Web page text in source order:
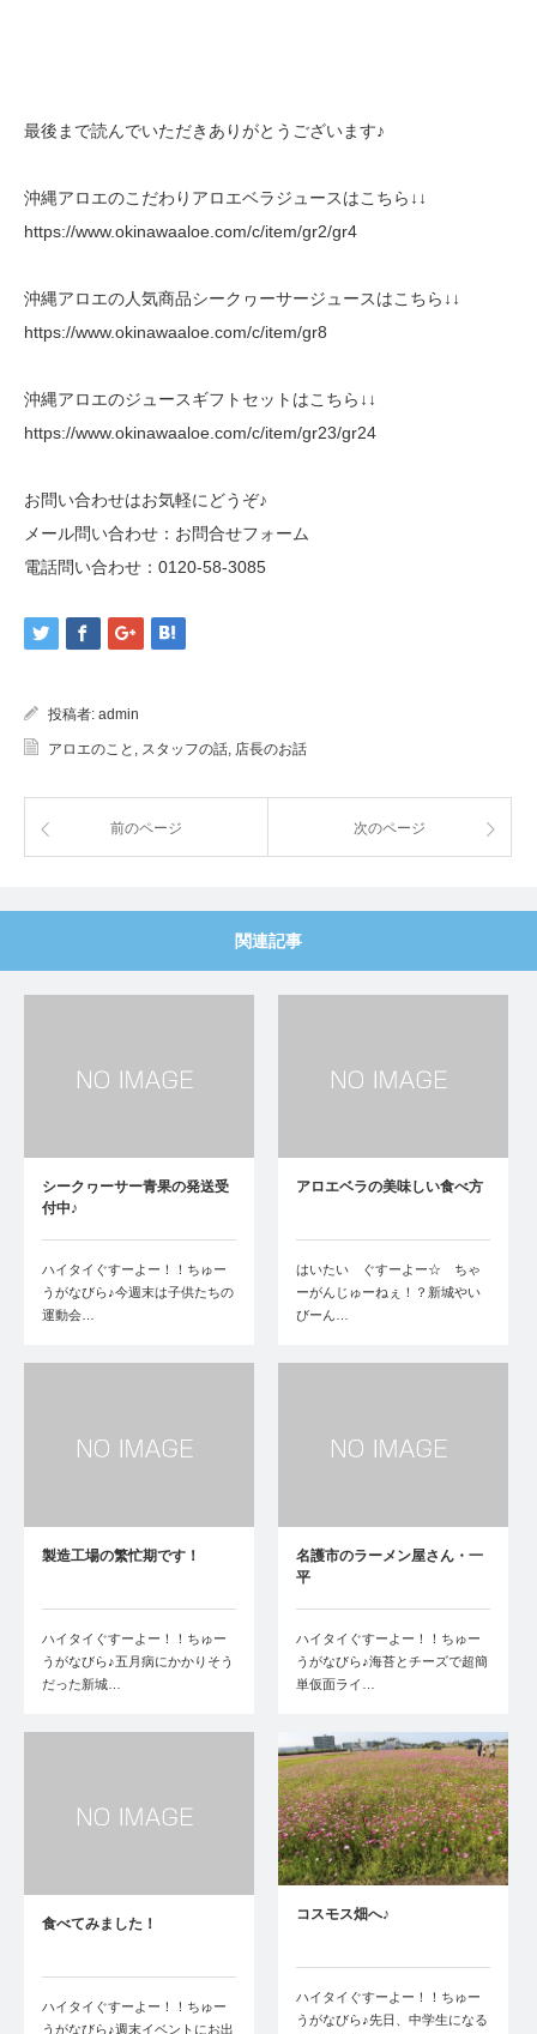
最後まで読んでいただきありがとうございます♪
沖縄アロエのこだわりアロエベラジュースはこちら↓↓
https://www.okinawaaloe.com/c/item/gr2/gr4
沖縄アロエの人気商品シークヮーサージュースはこちら↓↓
https://www.okinawaaloe.com/c/item/gr8
沖縄アロエのジュースギフトセットはこちら↓↓
https://www.okinawaaloe.com/c/item/gr23/gr24
お問い合わせはお気軽にどうぞ♪
メール問い合わせ： お問合せフォーム
電話問い合わせ： 0120-58-3085
投稿者: admin
アロエのこと , スタッフの話, 店長のお話
前のページ 次のページ
関連記事
シークヮーサー青果の発送受
付中♪
ハイタイぐすーよー！！ちゅー
うがなびら♪今週末は子供たちの
運動会…
アロエベラの美味しい食べ方
はいたい ぐすーよー☆ ちゃ
ーがんじゅーねぇ！？新城やい
びーん…
製造工場の繁忙期です！
ハイタイぐすーよー！！ちゅー
うがなびら♪五月病にかかりそう
だった新城…
名護市のラーメン屋さん・一
平
ハイタイぐすーよー！！ちゅー
うがなびら♪海苔とチーズで超簡
単仮面ライ…
食べてみました！
ハイタイぐすーよー！！ちゅー
うがなびら♪週末イベントにお出
コスモス畑へ♪
ハイタイぐすーよー！！ちゅー
うがなびら♪先日、中学生になる